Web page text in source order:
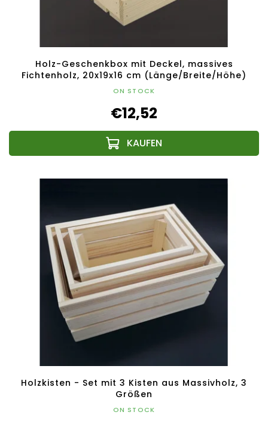
Holz-Geschenkbox mit Deckel, massives
Fichtenholz, 20x19x16 cm (Länge/Breite/Höhe)
ON STOCK
€12,52
Holzkisten - Set mit 3 Kisten aus Massivholz, 3
Größen
ON STOCK